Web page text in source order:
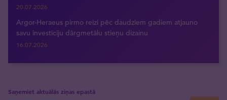
20.07.2026
Argor-Heraeus pirmo reizi pēc daudziem gadiem atjauno
savu investīciju dārgmetālu stieņu dizainu
16.07.2026
Saņemiet aktuālās ziņas epastā